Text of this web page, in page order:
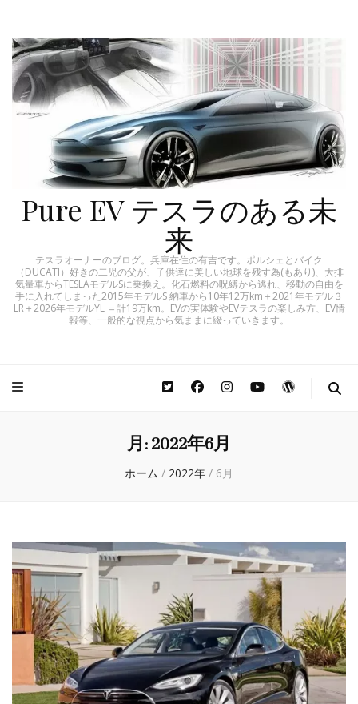
Pure EV テスラのある未
来
テスラオーナーのブログ。兵庫在住の有吉です。ポルシェとバイク
（DUCATI）好きの二児の父が、子供達に美しい地球を残す為(もあり)、大排
気量車からTESLAモデルSに乗換え。化石燃料の呪縛から逃れ、移動の自由を
手に入れてしまった2015年モデルS 納車から10年12万km＋2021年モデル３
LR＋2026年モデルYL ＝計19万km。EVの実体験やEVテスラの楽しみ方、EV情
報等、一般的な視点から気ままに綴っていきます。
月:2022年6月
ホーム / 2022年 / 6月